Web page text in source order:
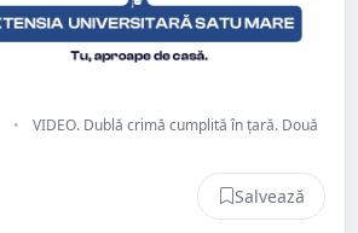
•
VIDEO. Dublă crimă cumplită în țară. Două
Salvează